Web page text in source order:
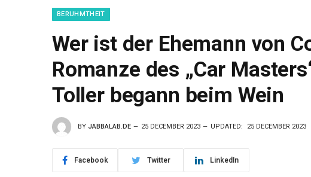
BERUHMTHEIT
Wer ist der Ehemann von
Romanze des „Car
Toller begann beim Wein
BY JABBALAB.DE 25 DECEMBER 2023 UPDATED: 25 DECEMBER 2023
Facebook Twitter LinkedIn